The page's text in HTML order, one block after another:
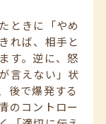
ときに「やめ
れば、相手と
す。逆に、怒
言えない」状
後で爆発する
のコントロー